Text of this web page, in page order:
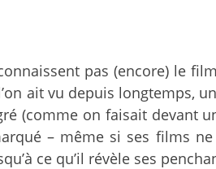
pas (encore) le
ait vu depuis longtemps,
(comme on faisait devant
– même si ses films
ce qu’il révèle ses